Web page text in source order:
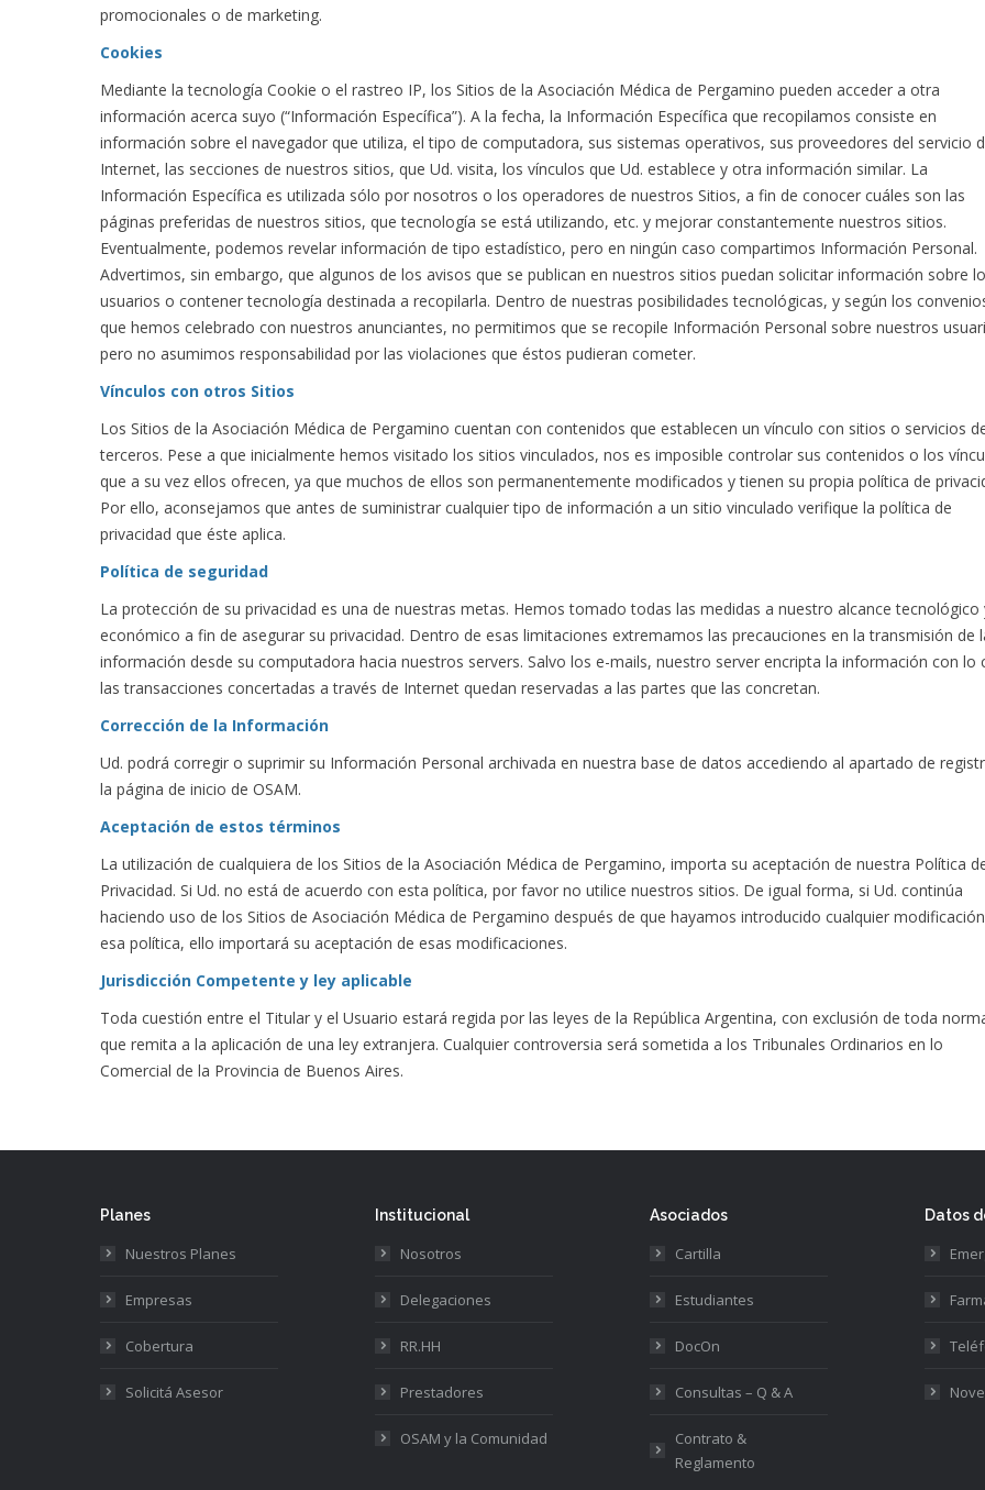
promocionales o de marketing.
Cookies
Mediante la tecnología Cookie o el rastreo IP, los Sitios de la Asociación Médica de Pergamino pueden acceder a otra
información acerca suyo (“Información Específica”). A la fecha, la Información Específica que recopilamos consiste en
información sobre el navegador que utiliza, el tipo de computadora, sus sistemas operativos, sus proveedores del servicio
Internet, las secciones de nuestros sitios, que Ud. visita, los vínculos que Ud. establece y otra información similar. La
Información Específica es utilizada sólo por nosotros o los operadores de nuestros Sitios, a fin de conocer cuáles son las
páginas preferidas de nuestros sitios, que tecnología se está utilizando, etc. y mejorar constantemente nuestros sitios.
Eventualmente, podemos revelar información de tipo estadístico, pero en ningún caso compartimos Información Personal.
Advertimos, sin embargo, que algunos de los avisos que se publican en nuestros sitios puedan solicitar información sobre
usuarios o contener tecnología destinada a recopilarla. Dentro de nuestras posibilidades tecnológicas, y según los
que hemos celebrado con nuestros anunciantes, no permitimos que se recopile Información Personal sobre nuestros
pero no asumimos responsabilidad por las violaciones que éstos pudieran cometer.
Vínculos con otros Sitios
Los Sitios de la Asociación Médica de Pergamino cuentan con contenidos que establecen un vínculo con sitios o servicios
terceros. Pese a que inicialmente hemos visitado los sitios vinculados, nos es imposible controlar sus contenidos o los
que a su vez ellos ofrecen, ya que muchos de ellos son permanentemente modificados y tienen su propia política de
Por ello, aconsejamos que antes de suministrar cualquier tipo de información a un sitio vinculado verifique la política de
privacidad que éste aplica.
Política de seguridad
La protección de su privacidad es una de nuestras metas. Hemos tomado todas las medidas a nuestro alcance tecnológico
económico a fin de asegurar su privacidad. Dentro de esas limitaciones extremamos las precauciones en la transmisión de
información desde su computadora hacia nuestros servers. Salvo los e-mails, nuestro server encripta la información con lo
las transacciones concertadas a través de Internet quedan reservadas a las partes que las concretan.
Corrección de la Información
Ud. podrá corregir o suprimir su Información Personal archivada en nuestra base de datos accediendo al apartado de
la página de inicio de OSAM.
Aceptación de estos términos
La utilización de cualquiera de los Sitios de la Asociación Médica de Pergamino, importa su aceptación de nuestra Política
Privacidad. Si Ud. no está de acuerdo con esta política, por favor no utilice nuestros sitios. De igual forma, si Ud. continúa
haciendo uso de los Sitios de Asociación Médica de Pergamino después de que hayamos introducido cualquier
esa política, ello importará su aceptación de esas modificaciones.
Jurisdicción Competente y ley aplicable
Toda cuestión entre el Titular y el Usuario estará regida por las leyes de la República Argentina, con exclusión de toda
que remita a la aplicación de una ley extranjera. Cualquier controversia será sometida a los Tribunales Ordinarios en lo
Comercial de la Provincia de Buenos Aires.
Planes
Nuestros Planes
Empresas
Cobertura
Solicitá Asesor
Institucional
Nosotros
Delegaciones
RR.HH
Prestadores
OSAM y la Comunidad
Asociados
Cartilla
Estudiantes
DocOn
Consultas – Q & A
Contrato &
Reglamento
Datos